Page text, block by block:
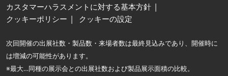
カスタマーハラスメントに対する基本方針
クッキーポリシー
クッキーの設定
次回開催の出展社数・製品数・来場者数は最終見込みであり、開催時に
は増減の可能性があります。
※最大…同種の展示会との出展社数および製品展示面積の比較。